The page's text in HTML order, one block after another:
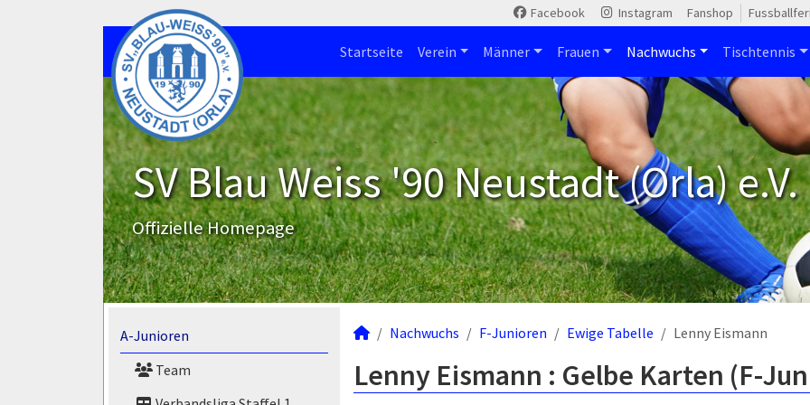
Facebook Instagram Fanshop
Startseite Verein Männer Frauen Nachwuchs Tischtennis
SV Blau Weiss '90 Neustadt (Orla) e.V.
Offizielle Homepage
A-Junioren
Team
Nachwuchs F-Junioren Ewige Tabelle Lenny Eismann
Lenny Eismann : Gelbe Karten (F-